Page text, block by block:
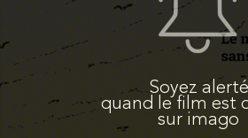
Soyez alerté
quand le film est
sur imago